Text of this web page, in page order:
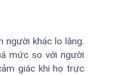
người khác lo lắng.
mức so với người
giác khi họ trực